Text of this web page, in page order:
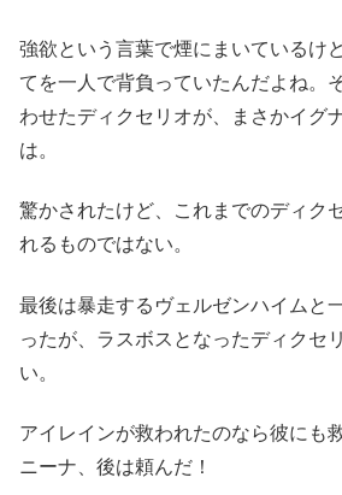
強欲という言葉で煙にまいているけ
てを一人で背負っていたんだよね。
わせたディクセリオが、まさかイグ
は。
驚かされたけど、これまでのディク
れるものではない。
最後は暴走するヴェルゼンハイムと
ったが、ラスボスとなったディクセ
い。
アイレインが救われたのなら彼にも
ニーナ、後は頼んだ！